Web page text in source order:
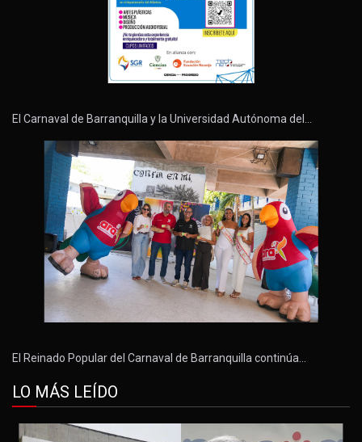
El Carnaval de Barranquilla y la Universidad Autónoma del…
El Reinado Popular del Carnaval de Barranquilla continúa…
LO MÁS LEÍDO